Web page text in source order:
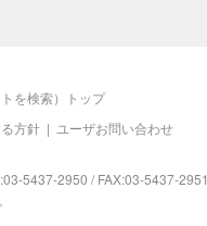
を検索）トップ
方針 | ユーザお問い合わせ
5437-2950 / FAX:03-5437-2951